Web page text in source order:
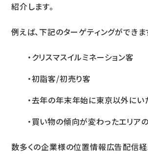
紹介します。
例えば、下記のターゲティングができま
・クリスマスイルミネーション客
・初詣客/初売り客
・去年の年末年始に東京以外にい
・買い物の傾向が変わったエリア
数多くの企業様の位置情報広告配信